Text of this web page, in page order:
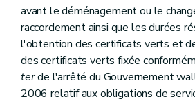
avant le déménagement ou le
raccordement ainsi que les durées
l'obtention des certificats verts et
des certificats verts fixée
terde l'arrêté du Gouvernement
2006 relatif aux obligations de